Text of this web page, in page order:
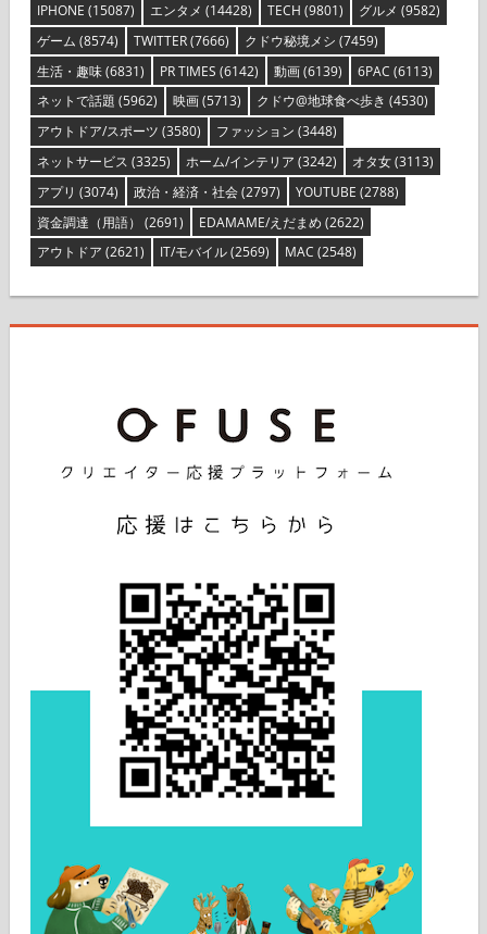
IPHONE (15087) エンタメ (14428) TECH (9801) グルメ (9582)
ゲーム (8574) TWITTER(7666) クドウ秘境メシ (7459)
生活・趣味(6831) PR TIMES (6142) 動画(6139) 6PAC (6113)
ネットで話題 (5962) 映画(5713) クドウ@地球食べ歩き (4530)
アウトドア/スポーツ (3580) ファッション (3448)
ネットサービス (3325) ホーム/インテリア (3242) オタ女(3113)
アプリ (3074) 政治・経済・社会(2797) YOUTUBE (2788)
資金調達（用語） (2691) EDAMAME/えだまめ (2622)
アウトドア (2621) IT/モバイル(2569) MAC (2548)